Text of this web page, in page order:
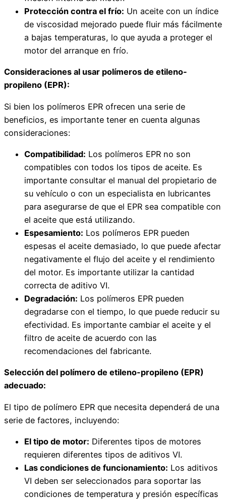
Protección contra el frío: Un aceite con un índice
de viscosidad mejorado puede fluir más fácilmente
a bajas temperaturas, lo que ayuda a proteger el
motor del arranque en frío.
Consideraciones al usar polímeros de etileno-
propileno (EPR):
Si bien los polímeros EPR ofrecen una serie de
beneficios, es importante tener en cuenta algunas
consideraciones:
Compatibilidad: Los polímeros EPR no son
compatibles con todos los tipos de aceite. Es
importante consultar el manual del propietario de
su vehículo o con un especialista en lubricantes
para asegurarse de que el EPR sea compatible con
el aceite que está utilizando.
Espesamiento: Los polímeros EPR pueden
espesas el aceite demasiado, lo que puede afectar
negativamente el flujo del aceite y el rendimiento
del motor. Es importante utilizar la cantidad
correcta de aditivo VI.
Degradación: Los polímeros EPR pueden
degradarse con el tiempo, lo que puede reducir su
efectividad. Es importante cambiar el aceite y el
filtro de aceite de acuerdo con las
recomendaciones del fabricante.
Selección del polímero de etileno-propileno (EPR)
adecuado:
El tipo de polímero EPR que necesita dependerá de una
serie de factores, incluyendo:
El tipo de motor: Diferentes tipos de motores
requieren diferentes tipos de aditivos VI.
Las condiciones de funcionamiento: Los aditivos
VI deben ser seleccionados para soportar las
condiciones de temperatura y presión específicas